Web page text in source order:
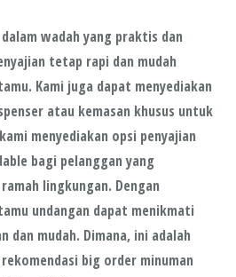
wadah yang praktis dan
tetap rapi dan mudah
Kami juga dapat menyediakan
atau kemasan khusus untuk
menyediakan opsi penyajian
bagi pelanggan yang
lingkungan. Dengan
undangan dapat menikmati
dan mudah. Dimana, ini adalah
big order minuman